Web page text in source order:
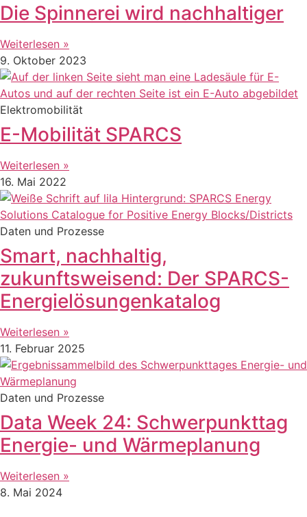
Die Spinnerei wird nachhaltiger
Weiterlesen »
9. Oktober 2023
Elektromobilität
E-Mobilität SPARCS
Weiterlesen »
16. Mai 2022
Daten und Prozesse
Smart, nachhaltig,
zukunftsweisend: Der SPARCS-
Energielösungenkatalog
Weiterlesen »
11. Februar 2025
Daten und Prozesse
Data Week 24: Schwerpunkttag
Energie- und Wärmeplanung
Weiterlesen »
8. Mai 2024